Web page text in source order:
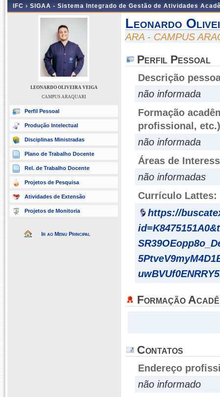
IFC › SIGAA - Sistema Integrado de Gestão de Atividades
LEONARDO OLIVEIRA VEIGA
CAMPUS ARAQUARI
Perfil Pessoal
Produção Intelectual
Disciplinas Ministradas
Plano de Trabalho Docente
Rel. de Trabalho Docente
Projetos de Pesquisa
Atividades de Extensão
Projetos de Monitoria
Ir ao Menu Principal
Leonardo
ARA - CAMPUS
Perfil Pessoal
Descrição
não informada
Formação
profissional, etc.)
não informada
Áreas de
não informadas
Currículo Lattes:
https://
Formação
Contatos
Endereço
não informado